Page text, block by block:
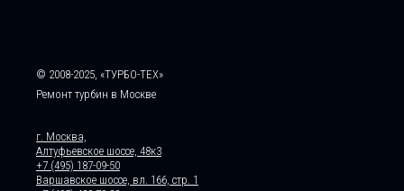
© 2008-2025, «ТУРБО-ТЕХ»
Ремонт турбин в Москве
г. Москва,
Алтуфьевское шоссе, 48к3
+7 (495) 187-09-50
Варшавское шоссе, вл. 166, стр. 1